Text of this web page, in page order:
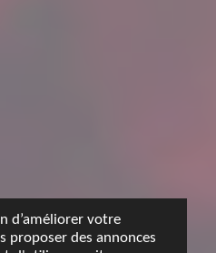
d’améliorer votre
proposer des annonces